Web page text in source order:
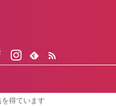
得ています